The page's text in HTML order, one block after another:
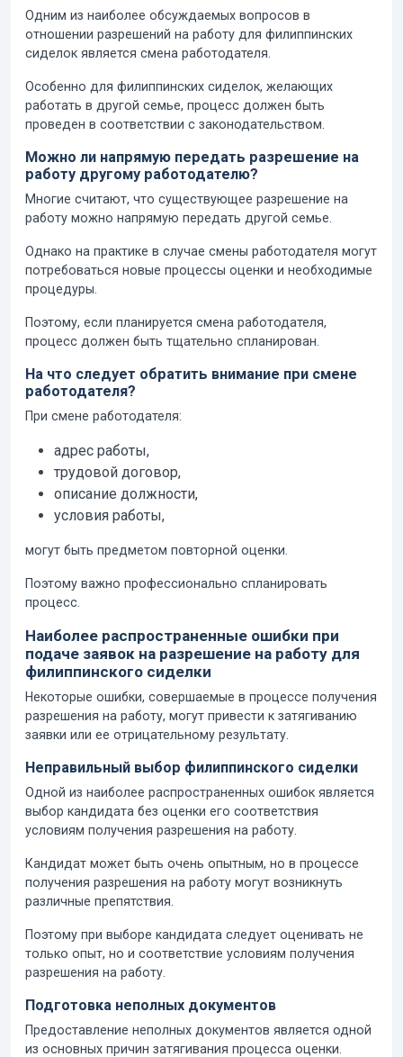
Одним из наиболее обсуждаемых вопросов в
отношении разрешений на работу для филиппинских
сиделок является смена работодателя.
Особенно для филиппинских сиделок, желающих
работать в другой семье, процесс должен быть
проведен в соответствии с законодательством.
Можно ли напрямую передать разрешение на
работу другому работодателю?
Многие считают, что существующее разрешение на
работу можно напрямую передать другой семье.
Однако на практике в случае смены работодателя могут
потребоваться новые процессы оценки и необходимые
процедуры.
Поэтому, если планируется смена работодателя,
процесс должен быть тщательно спланирован.
На что следует обратить внимание при смене
работодателя?
При смене работодателя:
адрес работы,
трудовой договор,
описание должности,
условия работы,
могут быть предметом повторной оценки.
Поэтому важно профессионально спланировать
процесс.
Наиболее распространенные ошибки при
подаче заявок на разрешение на работу для
филиппинского сиделки
Некоторые ошибки, совершаемые в процессе получения
разрешения на работу, могут привести к затягиванию
заявки или ее отрицательному результату.
Неправильный выбор филиппинского сиделки
Одной из наиболее распространенных ошибок является
выбор кандидата без оценки его соответствия
условиям получения разрешения на работу.
Кандидат может быть очень опытным, но в процессе
получения разрешения на работу могут возникнуть
различные препятствия.
Поэтому при выборе кандидата следует оценивать не
только опыт, но и соответствие условиям получения
разрешения на работу.
Подготовка неполных документов
Предоставление неполных документов является одной
из основных причин затягивания процесса оценки.